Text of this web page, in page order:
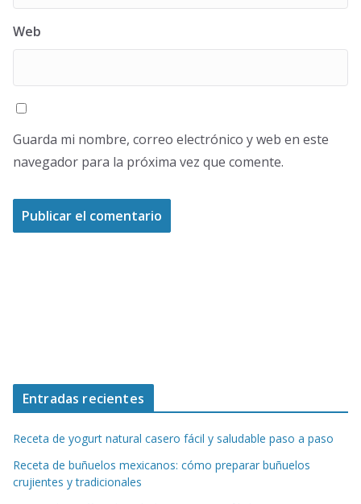
Web
Guarda mi nombre, correo electrónico y web en este
navegador para la próxima vez que comente.
Entradas recientes
Receta de yogurt natural casero fácil y saludable paso a paso
Receta de buñuelos mexicanos: cómo preparar buñuelos
crujientes y tradicionales